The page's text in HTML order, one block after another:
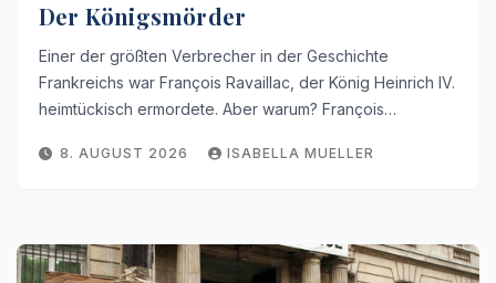
Der Königsmörder
Einer der größten Verbrecher in der Geschichte
Frankreichs war François Ravaillac, der König Heinrich IV.
heimtückisch ermordete. Aber warum? François…
8. AUGUST 2026 ISABELLA MUELLER